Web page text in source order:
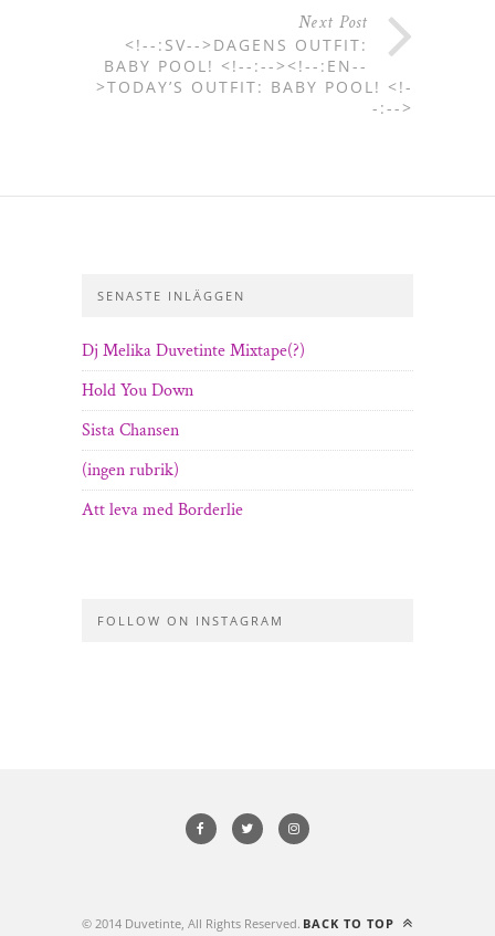
Next Post
<!--:SV-->DAGENS OUTFIT:
BABY POOL! <!--:--><!--:EN--
>TODAY’S OUTFIT: BABY POOL! <!-
-:-->
SENASTE INLÄGGEN
Dj Melika Duvetinte Mixtape(?)
Hold You Down
Sista Chansen
(ingen rubrik)
Att leva med Borderlie
FOLLOW ON INSTAGRAM
© 2014 Duvetinte, All Rights Reserved. BACK TO TOP